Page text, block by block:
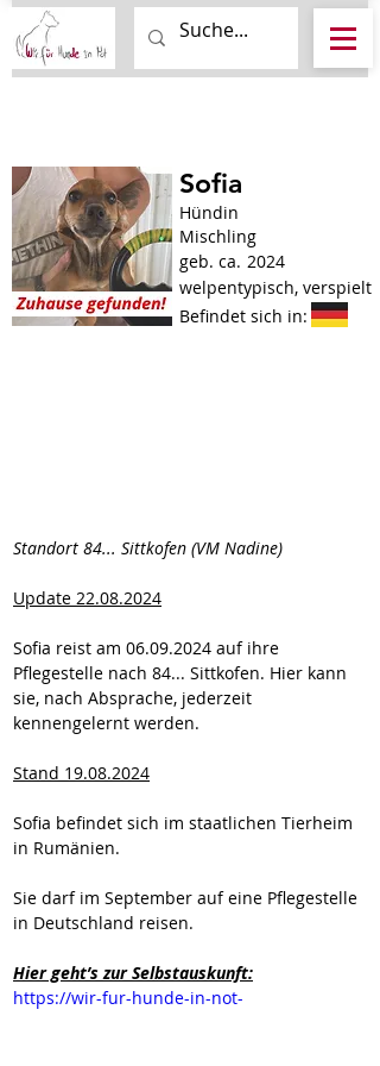
Sofia
Hündin
Mischling
geb. ca. 2024
welpentypisch, verspielt
Befindet sich in:
Standort 84... Sittkofen (VM Nadine)
Update 22.08.2024
Sofia reist am 06.09.2024 auf ihre
Pflegestelle nach 84... Sittkofen. Hier kann
sie, nach Absprache, jederzeit
kennengelernt werden.
Stand 19.08.2024
Sofia befindet sich im staatlichen Tierheim
in Rumänien.
Sie darf im September auf eine Pflegestelle
in Deutschland reisen.
Hier geht’s zur Selbstauskunft:
https://wir-fur-hunde-in-not-